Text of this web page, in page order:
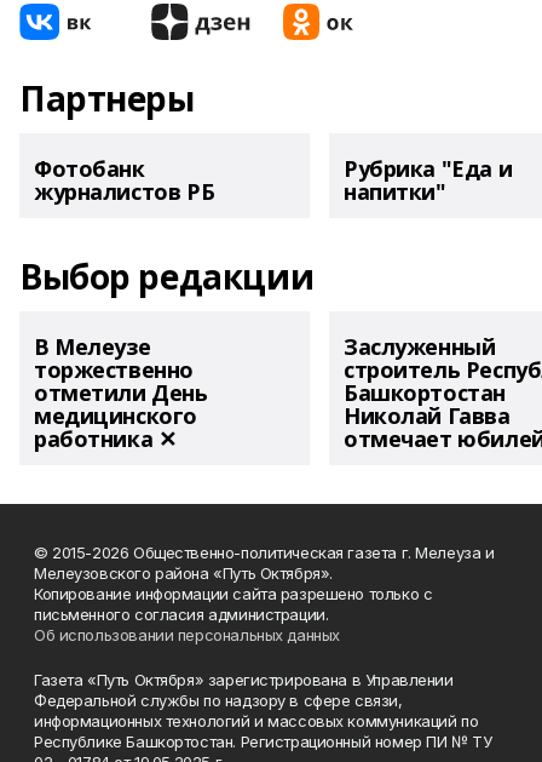
Партнеры
Фотобанк
журналистов РБ
Рубрика "Еда и
напитки"
Выбор редакции
В Мелеузе
торжественно
отметили День
медицинского
работника ✕
Заслуженный
строитель
Башкортостан
Николай Гавва
отмечает
© 2015-2026 Общественно-политическая газета г. Мелеуза и
Мелеузовского района «Путь Октября».
Копирование информации сайта разрешено только с
письменного согласия администрации.
Об использовании персональных данных
Газета «Путь Октября» зарегистрирована в Управлении
Федеральной службы по надзору в сфере связи,
информационных технологий и массовых коммуникаций по
Республике Башкортостан. Регистрационный номер ПИ № ТУ